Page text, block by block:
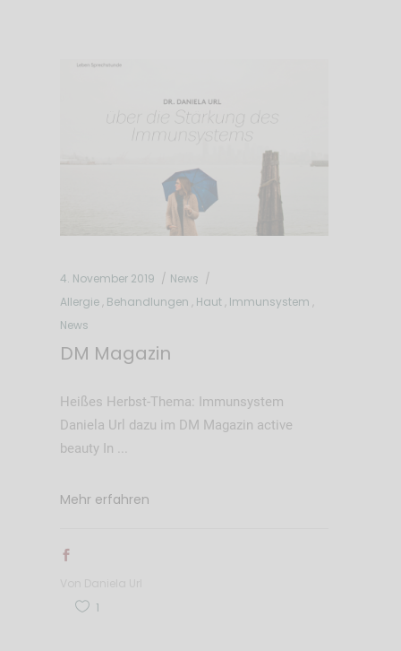
4. November 2019
News
Allergie , Behandlungen , Haut , Immunsystem ,
News
DM Magazin
Heißes Herbst-Thema: Immunsystem
Daniela Url dazu im DM Magazin active
beauty In
Mehr erfahren
1